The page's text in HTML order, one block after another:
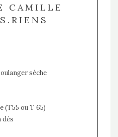
CAMILLE
sèche
(T55 ou T 65)
dés